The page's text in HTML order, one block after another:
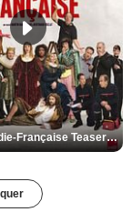
De la Comédie-Française Teaser VF